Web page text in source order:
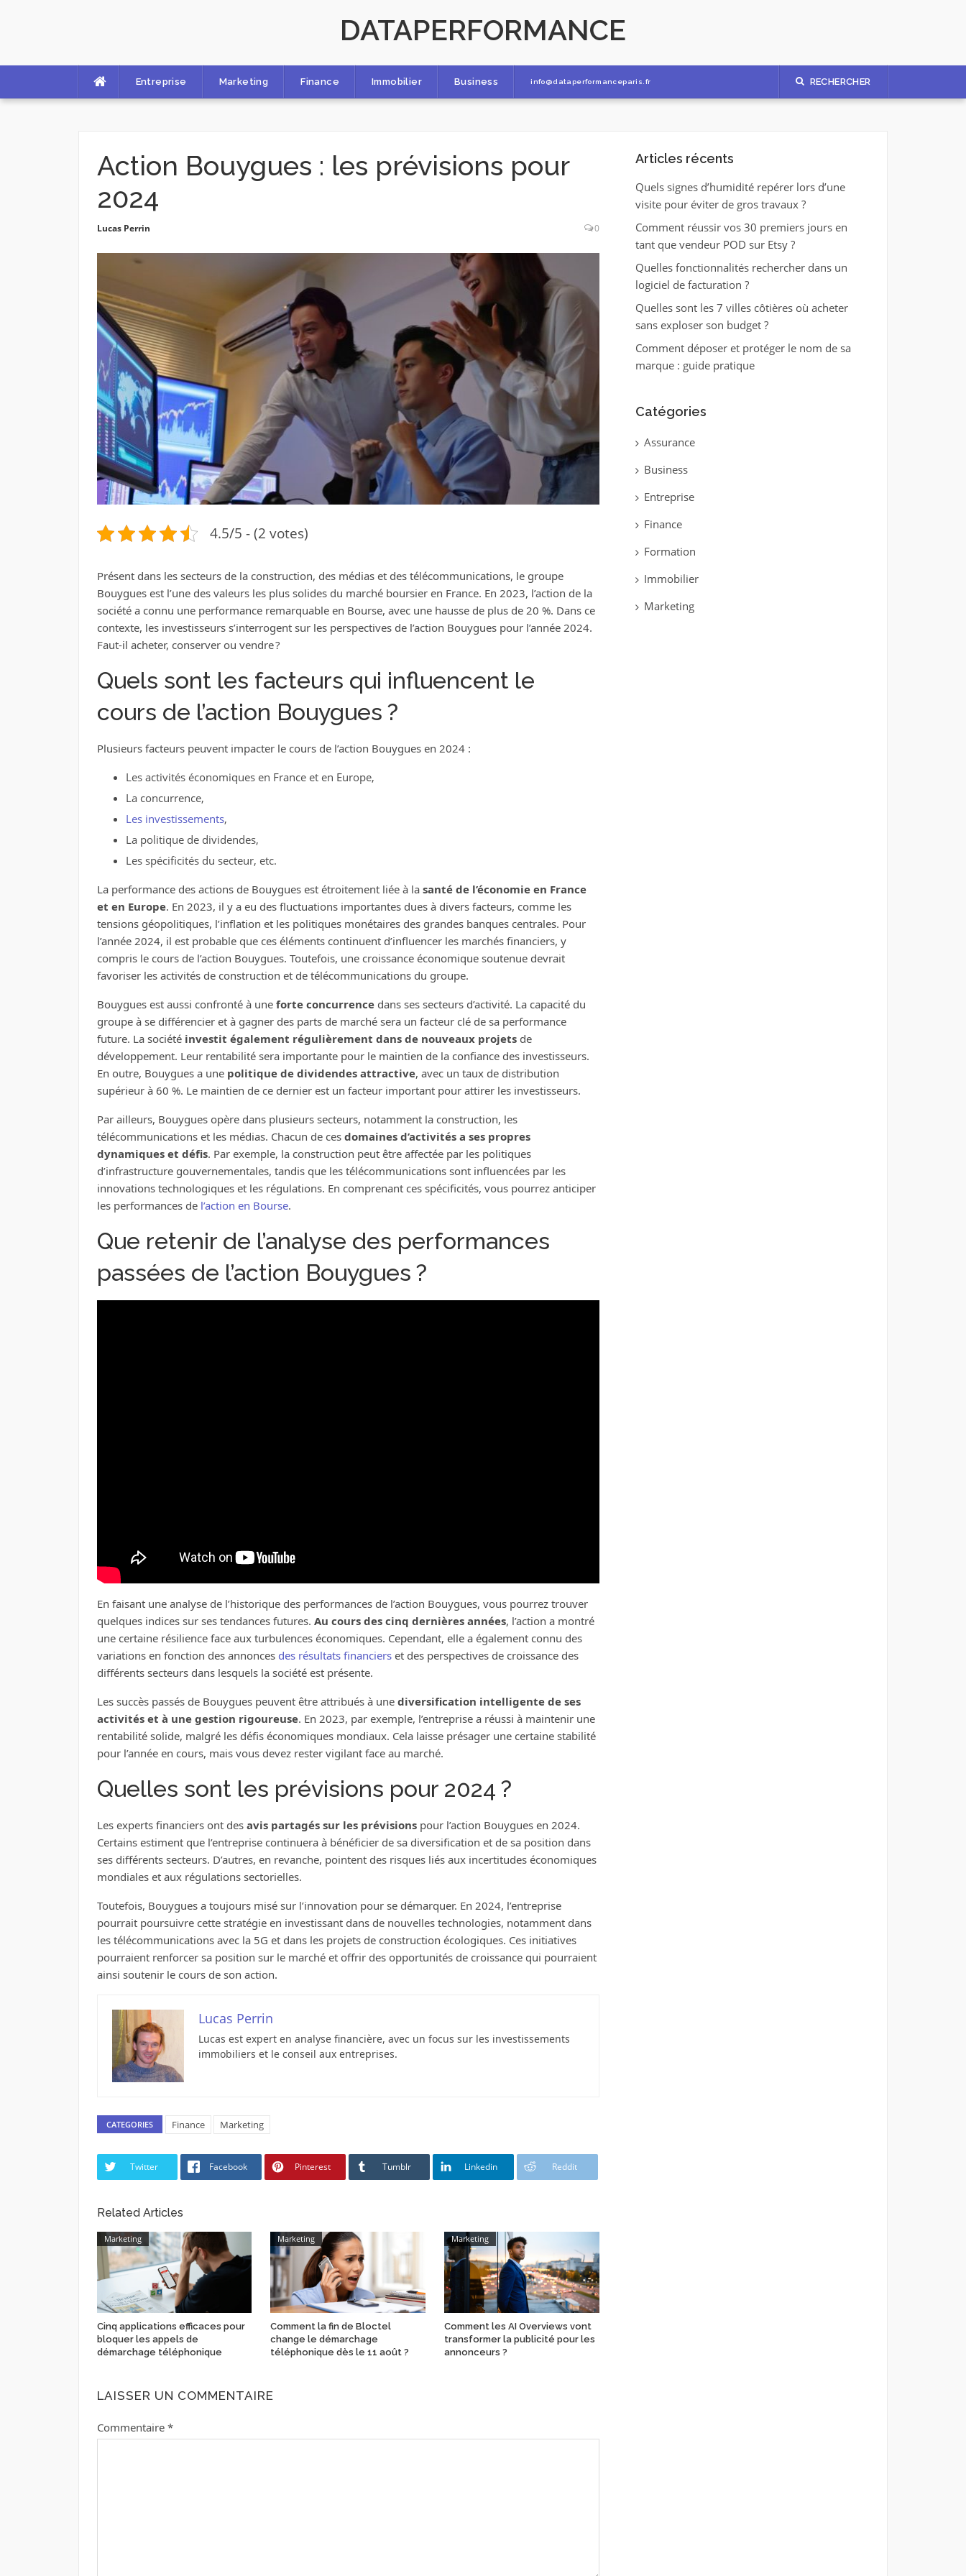
DATAPERFORMANCE
Entreprise Marketing Finance Immobilier Business info@dataperformanceparis.fr RECHERCHER
Action Bouygues : les prévisions pour
2024
Lucas Perrin 0
4.5/5 - (2 votes)
Présent dans les secteurs de la construction, des médias et des télécommunications, le groupe
Bouygues est l’une des valeurs les plus solides du marché boursier en France. En 2023, l’action de la
société a connu une performance remarquable en Bourse, avec une hausse de plus de 20 %. Dans ce
contexte, les investisseurs s’interrogent sur les perspectives de l’action Bouygues pour l’année 2024.
Faut-il acheter, conserver ou vendre ?
Quels sont les facteurs qui influencent le
cours de l’action Bouygues ?
Plusieurs facteurs peuvent impacter le cours de l’action Bouygues en 2024 :
Les activités économiques en France et en Europe,
La concurrence,
Les investissements,
La politique de dividendes,
Les spécificités du secteur, etc.
La performance des actions de Bouygues est étroitement liée à la santé de l’économie en France
et en Europe. En 2023, il y a eu des fluctuations importantes dues à divers facteurs, comme les
tensions géopolitiques, l’inflation et les politiques monétaires des grandes banques centrales. Pour
l’année 2024, il est probable que ces éléments continuent d’influencer les marchés financiers, y
compris le cours de l’action Bouygues. Toutefois, une croissance économique soutenue devrait
favoriser les activités de construction et de télécommunications du groupe.
Bouygues est aussi confronté à une forte concurrencedans ses secteurs d’activité. La capacité du
groupe à se différencier et à gagner des parts de marché sera un facteur clé de sa performance
future. La société investit également régulièrement dans de nouveaux projetsde
développement. Leur rentabilité sera importante pour le maintien de la confiance des investisseurs.
En outre, Bouygues a une politique de dividendes attractive, avec un taux de distribution
supérieur à 60 %. Le maintien de ce dernier est un facteur important pour attirer les investisseurs.
Par ailleurs, Bouygues opère dans plusieurs secteurs, notamment la construction, les
télécommunications et les médias. Chacun de ces domaines d’activités a ses propres
dynamiques et défis. Par exemple, la construction peut être affectée par les politiques
d’infrastructure gouvernementales, tandis que les télécommunications sont influencées par les
innovations technologiques et les régulations. En comprenant ces spécificités, vous pourrez anticiper
les performances de l’action en Bourse.
Que retenir de l’analyse des performances
passées de l’action Bouygues ?
En faisant une analyse de l’historique des performances de l’action Bouygues, vous pourrez trouver
quelques indices sur ses tendances futures. Au cours des cinq dernières années, l’action a montré
une certaine résilience face aux turbulences économiques. Cependant, elle a également connu des
variations en fonction des annonces des résultats financierset des perspectives de croissance des
différents secteurs dans lesquels la société est présente.
Les succès passés de Bouygues peuvent être attribués à une diversification intelligente de ses
activités et à une gestion rigoureuse. En 2023, par exemple, l’entreprise a réussi à maintenir une
rentabilité solide, malgré les défis économiques mondiaux. Cela laisse présager une certaine stabilité
pour l’année en cours, mais vous devez rester vigilant face au marché.
Quelles sont les prévisions pour 2024 ?
Les experts financiers ont des avis partagés sur les prévisions pour l’action Bouygues en 2024.
Certains estiment que l’entreprise continuera à bénéficier de sa diversification et de sa position dans
ses différents secteurs. D’autres, en revanche, pointent des risques liés aux incertitudes économiques
mondiales et aux régulations sectorielles.
Toutefois, Bouygues a toujours misé sur l’innovation pour se démarquer. En 2024, l’entreprise
pourrait poursuivre cette stratégie en investissant dans de nouvelles technologies, notamment dans
les télécommunications avec la 5G et dans les projets de construction écologiques. Ces initiatives
pourraient renforcer sa position sur le marché et offrir des opportunités de croissance qui pourraient
ainsi soutenir le cours de son action.
Lucas Perrin
Lucas est expert en analyse financière, avec un focus sur les investissements
immobiliers et le conseil aux entreprises.
CATEGORIES Finance Marketing
Twitter Facebook Pinterest Tumblr Linkedin Reddit
Related Articles
Marketing
Cinq applications efficaces pour
bloquer les appels de
démarchage téléphonique
Marketing
Comment la fin de Bloctel
change le démarchage
téléphonique dès le 11 août ?
Marketing
Comment les AI Overviews vont
transformer la publicité pour les
annonceurs ?
LAISSER UN COMMENTAIRE
Commentaire *
Articles récents
Quels signes d’humidité repérer lors d’une
visite pour éviter de gros travaux ?
Comment réussir vos 30 premiers jours en
tant que vendeur POD sur Etsy ?
Quelles fonctionnalités rechercher dans un
logiciel de facturation ?
Quelles sont les 7 villes côtières où acheter
sans exploser son budget ?
Comment déposer et protéger le nom de sa
marque : guide pratique
Catégories
Assurance
Business
Entreprise
Finance
Formation
Immobilier
Marketing